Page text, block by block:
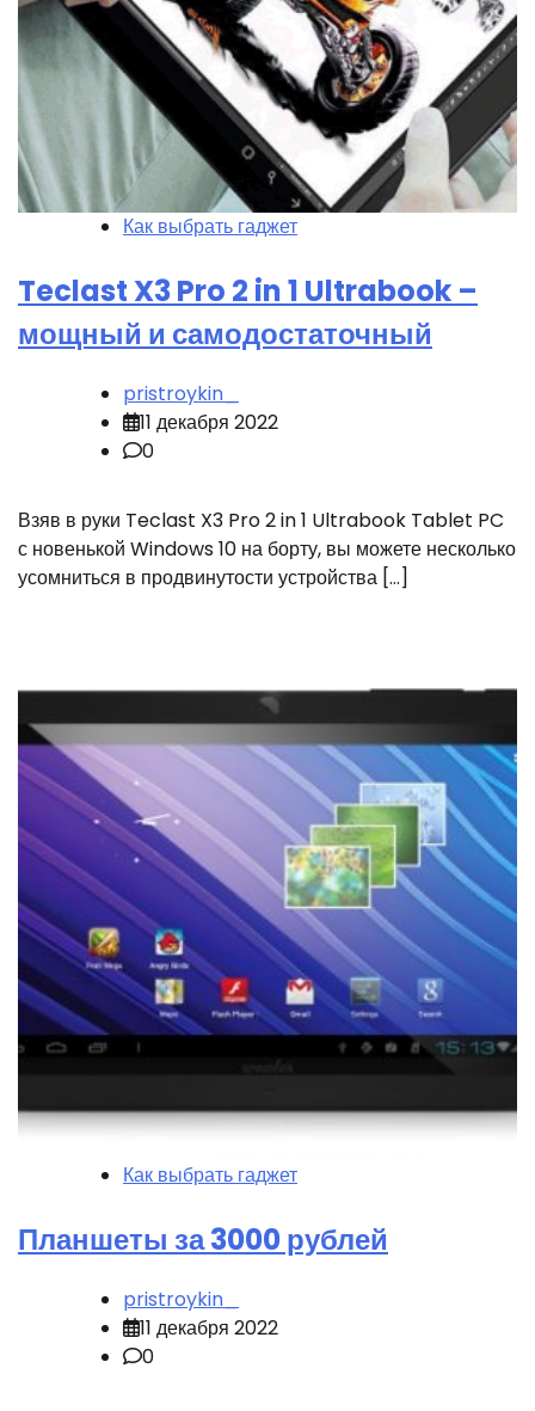
Как выбрать гаджет
Teclast X3 Pro 2 in 1 Ultrabook –
мощный и самодостаточный
pristroykin_
11 декабря 2022
0
Взяв в руки Teclast X3 Pro 2 in 1 Ultrabook Tablet PC
с новенькой Windows 10 на борту, вы можете несколько
усомниться в продвинутости устройства […]
Как выбрать гаджет
Планшеты за 3000 рублей
pristroykin_
11 декабря 2022
0